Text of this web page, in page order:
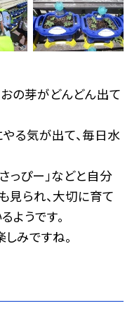
の芽がどんどん出て
る気が出て、毎日水
っぴー」などと自分
見られ、大切に育て
ようです。
みですね。